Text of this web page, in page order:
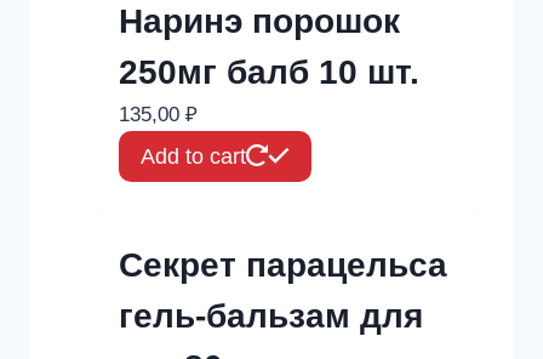
Наринэ порошок
250мг балб 10 шт.
135,00 ₽
Add to cart
Секрет парацельса
гель-бальзам для